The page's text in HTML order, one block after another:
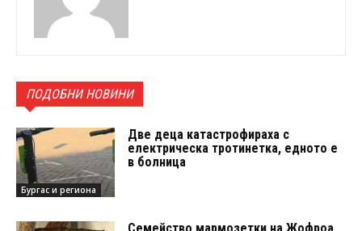
ПОДОБНИ НОВИНИ
Бургас и региона
Две деца катастрофираха с
електрическа тротинетка, едното е
в болница
Семейство мармозетки на Жофроа